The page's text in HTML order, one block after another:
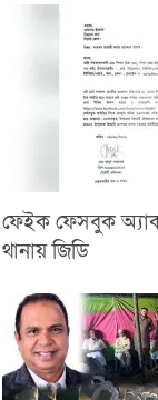
ফেইক ফেসবুক
থানায় জিডি